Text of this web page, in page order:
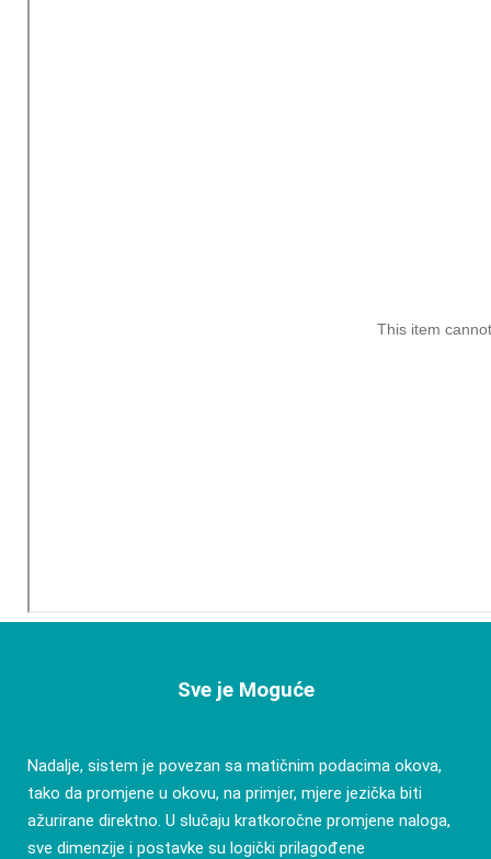
Sve je Moguće
Nadalje, sistem je povezan sa matičnim podacima okova,
tako da promjene u okovu, na primjer, mjere jezička biti
ažurirane direktno. U slučaju kratkoročne promjene naloga,
sve dimenzije i postavke su logički prilagođene